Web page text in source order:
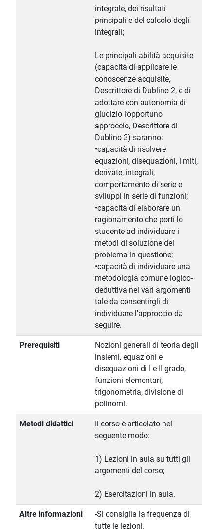
integrale, dei risultati
principali e del calcolo degli
integrali;
Le principali abilità acquisite
(capacità di applicare le
conoscenze acquisite,
Descrittore di Dublino 2, e di
adottare con autonomia di
giudizio l’opportuno
approccio, Descrittore di
Dublino 3) saranno:
•capacità di risolvere
equazioni, disequazioni, limiti,
derivate, integrali,
comportamento di serie e
sviluppi in serie di funzioni;
•capacità di elaborare un
ragionamento che porti lo
studente ad individuare i
metodi di soluzione del
problema in questione;
•capacità di individuare una
metodologia comune logico-
deduttiva nei vari argomenti
tale da consentirgli di
individuare l'approccio da
seguire.
Prerequisiti
Nozioni generali di teoria degli
insiemi, equazioni e
disequazioni di I e II grado,
funzioni elementari,
trigonometria, divisione di
polinomi.
Metodi didattici
Il corso è articolato nel
seguente modo:
1) Lezioni in aula su tutti gli
argomenti del corso;
2) Esercitazioni in aula.
Altre informazioni
-Si consiglia la frequenza di
tutte le lezioni.